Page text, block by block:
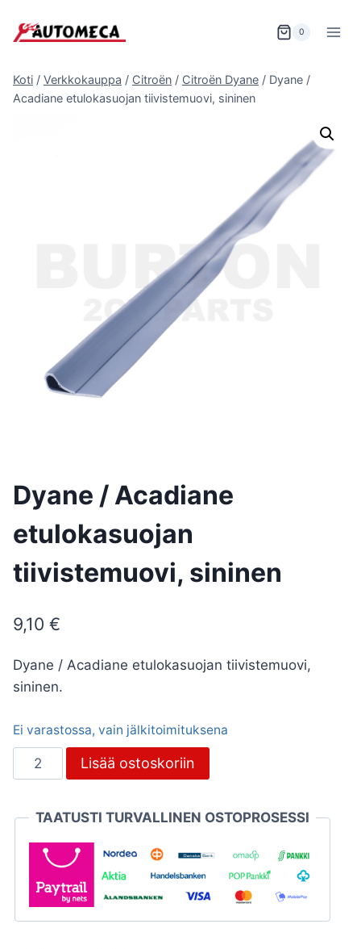
sisältöön
0
Koti / Verkkokauppa / Citroën / Citroën Dyane / Dyane /
Acadiane etulokasuojan tiivistemuovi, sininen
Dyane / Acadiane
etulokasuojan
tiivistemuovi, sininen
9,10 €
Dyane / Acadiane etulokasuojan tiivistemuovi,
sininen.
Ei varastossa, vain jälkitoimituksena
Dyane
/
etulokasuojan
tiivistemuovi,
sininen
määrä
Lisää ostoskoriin
TAATUSTI TURVALLINEN OSTOPROSESSI